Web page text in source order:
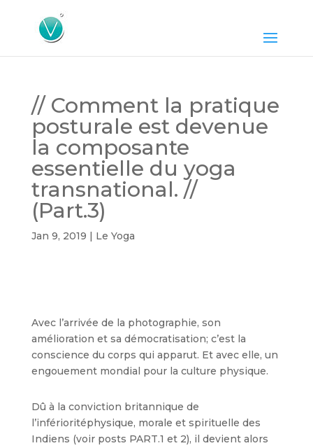
// Comment la pratique
posturale est devenue
la composante
essentielle du yoga
transnational. //
(Part.3)
Jan 9, 2019 | Le Yoga
Avec l’arrivée de la photographie, son
amélioration et sa démocratisation; c’est la
conscience du corps qui apparut. Et avec elle, un
engouement mondial pour la culture physique.
Dû à la conviction britannique de
l’inférioritéphysique, morale et spirituelle des
Indiens (voir posts PART.1 et 2), il devient alors